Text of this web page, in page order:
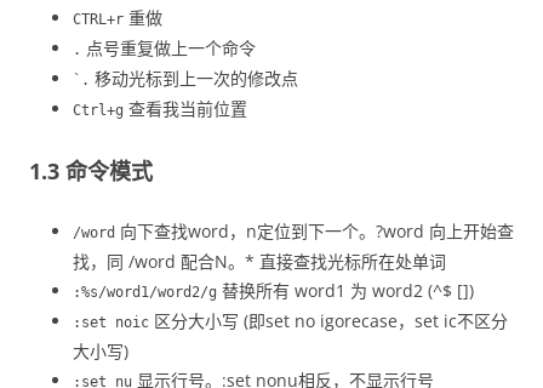
CTRL+r 重做
. 点号重复做上一个命令
`. 移动光标到上一次的修改点
Ctrl+g 查看我当前位置
1.3 命令模式
/word 向下查找word，n定位到下一个。?word 向上开始查
找，同 /word 配合N。* 直接查找光标所在处单词
:%s/word1/word2/g 替换所有 word1 为 word2 (^$ [])
:set noic 区分大小写 (即set no igorecase，set ic不区分
大小写)
:set nu 显示行号。:set nonu相反，不显示行号